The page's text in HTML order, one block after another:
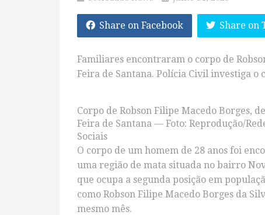
Share on Facebook Share on
Familiares encontraram o corpo de
Feira de Santana. Polícia Civil investiga o
Corpo de Robson Filipe Macedo Borges,
Feira de Santana — Foto: Reprodução/
Sociais
O corpo de um homem de 28 anos foi
uma região de mata situada no bairro
que ocupa a segunda posição em
como Robson Filipe Macedo Borges da
mesmo mês.